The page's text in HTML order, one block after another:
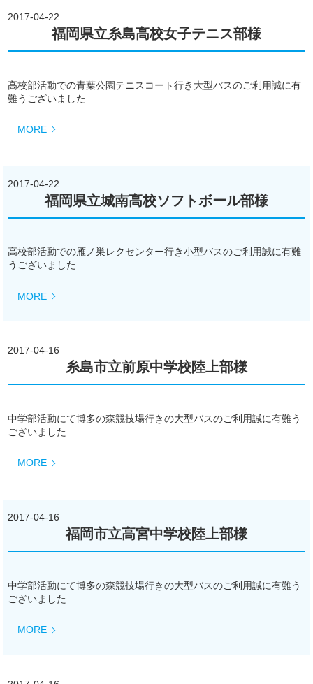
2017-04-22
福岡県立糸島高校女子テニス部様
高校部活動での青葉公園テニスコート行き大型バスのご利用誠に有
難うございました
MORE
2017-04-22
福岡県立城南高校ソフトボール部様
高校部活動での雁ノ巣レクセンター行き小型バスのご利用誠に有難
うございました
MORE
2017-04-16
糸島市立前原中学校陸上部様
中学部活動にて博多の森競技場行きの大型バスのご利用誠に有難う
ございました
MORE
2017-04-16
福岡市立高宮中学校陸上部様
中学部活動にて博多の森競技場行きの大型バスのご利用誠に有難う
ございました
MORE